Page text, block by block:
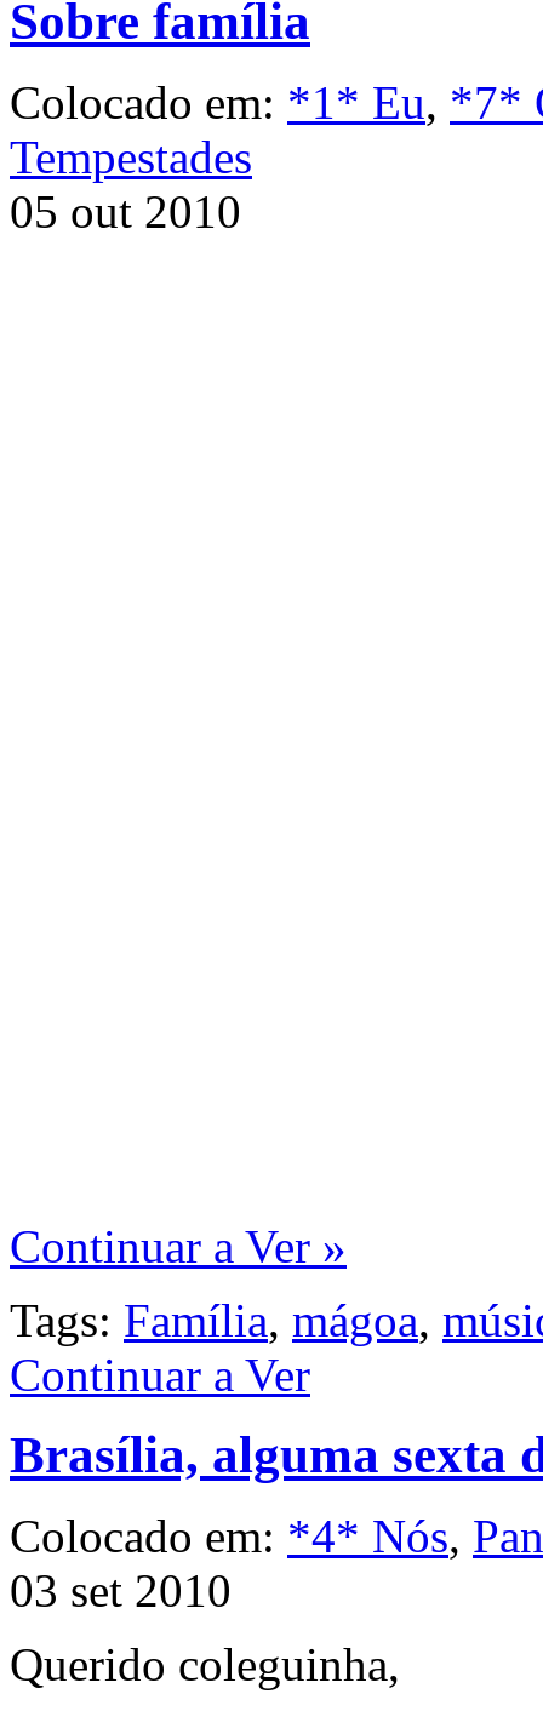
Sobre família
Colocado em: *1* Eu, *7*
Tempestades
05 out 2010
Continuar a Ver »
Tags: Família, mágoa,
Continuar a Ver
Brasília, alguma sexta
Colocado em: *4* Nós,
03 set 2010
Querido coleguinha,